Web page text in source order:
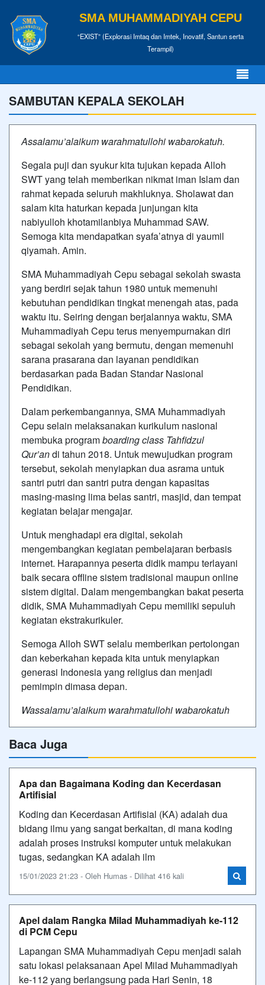
SMA MUHAMMADIYAH CEPU
“EXIST” (Explorasi Imtaq dan Imtek, Inovatif, Santun serta
Terampil)
SAMBUTAN KEPALA SEKOLAH
Assalamu’alaikum warahmatullohi wabarokatuh.
Segala puji dan syukur kita tujukan kepada Alloh
SWT yang telah memberikan nikmat iman Islam dan
rahmat kepada seluruh makhluknya. Sholawat dan
salam kita haturkan kepada junjungan kita
nabiyulloh khotamilanbiya Muhammad SAW.
Semoga kita mendapatkan syafa’atnya di yaumil
qiyamah. Amin.
SMA Muhammadiyah Cepu sebagai sekolah swasta
yang berdiri sejak tahun 1980 untuk memenuhi
kebutuhan pendidikan tingkat menengah atas, pada
waktu itu. Seiring dengan berjalannya waktu, SMA
Muhammadiyah Cepu terus menyempurnakan diri
sebagai sekolah yang bermutu, dengan memenuhi
sarana prasarana dan layanan pendidikan
berdasarkan pada Badan Standar Nasional
Pendidikan.
Dalam perkembangannya, SMA Muhammadiyah
Cepu selain melaksanakan kurikulum nasional
membuka programboarding class Tahfidzul
Qur’andi tahun 2018. Untuk mewujudkan program
tersebut, sekolah menyiapkan dua asrama untuk
santri putri dan santri putra dengan kapasitas
masing-masing lima belas santri, masjid, dan tempat
kegiatan belajar mengajar.
Untuk menghadapi era digital, sekolah
mengembangkan kegiatan pembelajaran berbasis
internet. Harapannya peserta didik mampu terlayani
baik secara offline sistem tradisional maupun online
sistem digital. Dalam mengembangkan bakat peserta
didik, SMA Muhammadiyah Cepu memiliki sepuluh
kegiatan ekstrakurikuler.
Semoga Alloh SWT selalu memberikan pertolongan
dan keberkahan kepada kita untuk menyiapkan
generasi Indonesia yang religius dan menjadi
pemimpin dimasa depan.
Wassalamu’alaikum warahmatullohi wabarokatuh
Baca Juga
Apa dan Bagaimana Koding dan Kecerdasan
Artifisial
Koding dan Kecerdasan Artifisial (KA) adalah dua
bidang ilmu yang sangat berkaitan, di mana koding
adalah proses instruksi komputer untuk melakukan
tugas, sedangkan KA adalah ilm
15/01/2023 21:23 - Oleh Humas - Dilihat 416 kali
Apel dalam Rangka Milad Muhammadiyah ke-112
di PCM Cepu
Lapangan SMA Muhammadiyah Cepu menjadi salah
satu lokasi pelaksanaan Apel Milad Muhammadiyah
ke-112 yang berlangsung pada Hari Senin, 18